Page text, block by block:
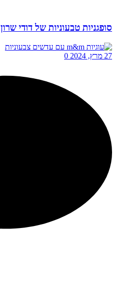
סופגניות טבעוניות של דודי שרון
27 מרץ, 2024 0